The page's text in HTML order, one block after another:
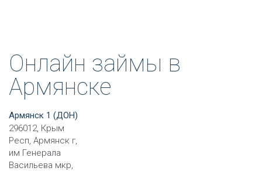
Онлайн займы в
Армянске
Армянск 1 (ДОН)
296012, Крым
Респ, Армянск г,
им Генерала
Васильева мкр,